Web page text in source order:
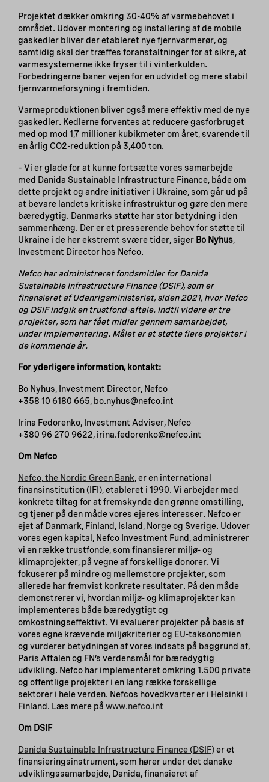
Projektet dækker omkring 30-40% af varmebehovet i
området. Udover montering og installering af de mobile
gaskedler bliver der etableret nye fjernvarmerør, og
samtidig skal der træffes foranstaltninger for at sikre, at
varmesystemerne ikke fryser til i vinterkulden.
Forbedringerne baner vejen for en udvidet og mere stabil
fjernvarmeforsyning i fremtiden.
Varmeproduktionen bliver også mere effektiv med de nye
gaskedler. Kedlerne forventes at reducere gasforbruget
med op mod 1,7 millioner kubikmeter om året, svarende til
en årlig CO2-reduktion på 3,400 ton.
– Vi er glade for at kunne fortsætte vores samarbejde
med Danida Sustainable Infrastructure Finance, både om
dette projekt og andre initiativer i Ukraine, som går ud på
at bevare landets kritiske infrastruktur og gøre den mere
bæredygtig. Danmarks støtte har stor betydning i den
sammenhæng. Der er et presserende behov for støtte til
Ukraine i de her ekstremt svære tider, siger Bo Nyhus,
Investment Director hos Nefco.
Nefco har administreret fondsmidler for Danida
Sustainable Infrastructure Finance (DSIF), som er
finansieret af Udenrigsministeriet, siden 2021, hvor Nefco
og DSIF indgik en trustfond-aftale. Indtil videre er tre
projekter, som har fået midler gennem samarbejdet,
under implementering. Målet er at støtte flere projekter i
de kommende år.
For yderligere information, kontakt:
Bo Nyhus, Investment Director, Nefco
+358 10 6180 665, bo.nyhus@nefco.int
Irina Fedorenko, Investment Adviser, Nefco
+380 96 270 9622, irina.fedorenko@nefco.int
Om Nefco
Nefco, the Nordic Green Bank, er en international
finansinstitution (IFI), etableret i 1990. Vi arbejder med
konkrete tiltag for at fremskynde den grønne omstilling,
og tjener på den måde vores ejeres interesser. Nefco er
ejet af Danmark, Finland, Island, Norge og Sverige. Udover
vores egen kapital, Nefco Investment Fund, administrerer
vi en række trustfonde, som finansierer miljø- og
klimaprojekter, på vegne af forskellige donorer. Vi
fokuserer på mindre og mellemstore projekter, som
allerede har fremvist konkrete resultater. På den måde
demonstrerer vi, hvordan miljø- og klimaprojekter kan
implementeres både bæredygtigt og
omkostningseffektivt. Vi evaluerer projekter på basis af
vores egne krævende miljøkriterier og EU-taksonomien
og vurderer betydningen af vores indsats på baggrund af,
Paris Aftalen og FN’s verdensmål for bæredygtig
udvikling. Nefco har implementeret omkring 1.500 private
og offentlige projekter i en lang række forskellige
sektorer i hele verden. Nefcos hovedkvarter er i Helsinki i
Finland. Læs mere på www.nefco.int
Om DSIF
Danida Sustainable Infrastructure Finance (DSIF)er et
finansieringsinstrument, som hører under det danske
udviklingssamarbejde, Danida, finansieret af